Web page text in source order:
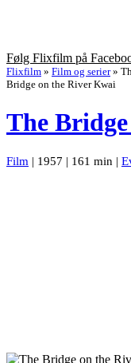
Følg Flixfilm på
Flixfilm » Film og serier »
Bridge on the River Kwai
The
Film | 1957 | 161 min |